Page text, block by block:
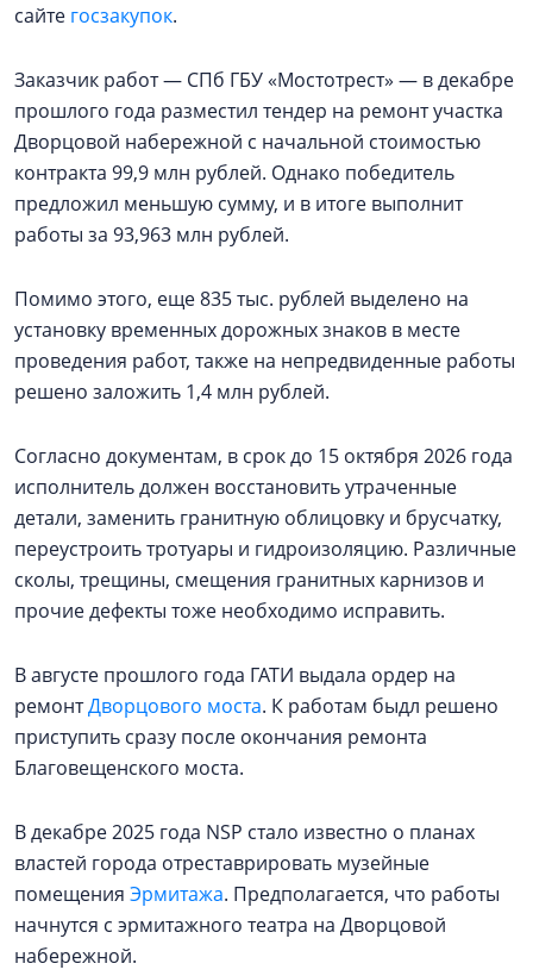
сайте госзакупок.
Заказчик работ — СПб ГБУ «Мостотрест» — в декабре
прошлого года разместил тендер на ремонт участка
Дворцовой набережной с начальной стоимостью
контракта 99,9 млн рублей. Однако победитель
предложил меньшую сумму, и в итоге выполнит
работы за 93,963 млн рублей.
Помимо этого, еще 835 тыс. рублей выделено на
установку временных дорожных знаков в месте
проведения работ, также на непредвиденные работы
решено заложить 1,4 млн рублей.
Согласно документам, в срок до 15 октября 2026 года
исполнитель должен восстановить утраченные
детали, заменить гранитную облицовку и брусчатку,
переустроить тротуары и гидроизоляцию. Различные
сколы, трещины, смещения гранитных карнизов и
прочие дефекты тоже необходимо исправить.
В августе прошлого года ГАТИ выдала ордер на
ремонтДворцового моста. К работам быдл решено
приступить сразу после окончания ремонта
Благовещенского моста.
В декабре 2025 года NSP стало известно о планах
властей города отреставрировать музейные
помещения Эрмитажа. Предполагается, что работы
начнутся с эрмитажного театра на Дворцовой
набережной.